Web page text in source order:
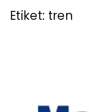
Etiket: tren